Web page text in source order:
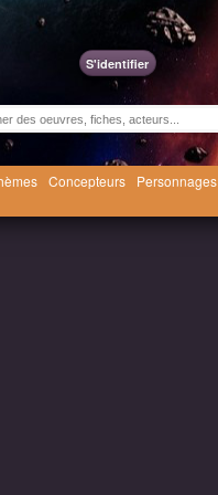
S'identifier
Concepteurs Personnages